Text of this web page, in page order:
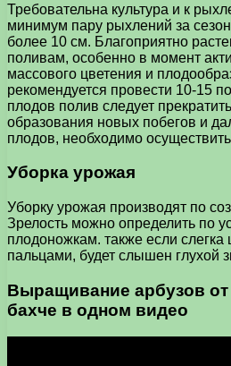
Требовательна культура и к
минимум пару рыхлений за
более 10 см. Благоприятно
поливам, особенно в момент
массового цветения и
рекомендуется провести 10-15
плодов полив следует
образования новых побегов и
плодов, необходимо
Уборка урожая
Уборку урожая производят по
Зрелость можно определить по
плодоножкам. также если слегка
пальцами, будет слышен глухой
Выращивание арбузов
бахче в одном видео